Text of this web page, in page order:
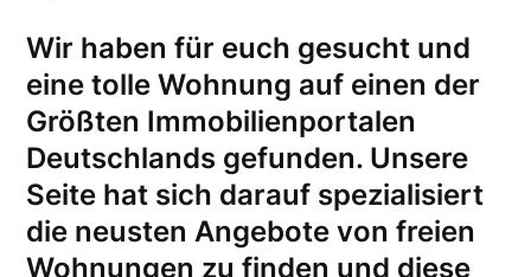
Wir haben für euch gesucht und
eine tolle Wohnung auf einen der
Größten Immobilienportalen
Deutschlands gefunden. Unsere
Seite hat sich darauf spezialisiert
die neusten Angebote von freien
Wohnungen zu finden und diese